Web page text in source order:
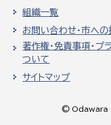
組織一覧
お問い合わせ・市へ
著作権・免責事項・プ
ついて
サイトマップ
© Odawara